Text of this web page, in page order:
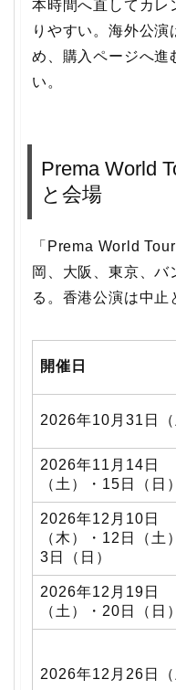
本時間へ直してカレ
りやすい。海外公演
め、購入ページへ進
い。
Prema World
と会場
「Prema World
岡、大阪、東京、
る。香港公演は中止
開催日
2026年10月31日（
2026年11月14日
（土）・15日（日）
2026年12月10日
（木）・12日（土
3日（日）
2026年12月19日
（土）・20日（日）
2026年12月26日（